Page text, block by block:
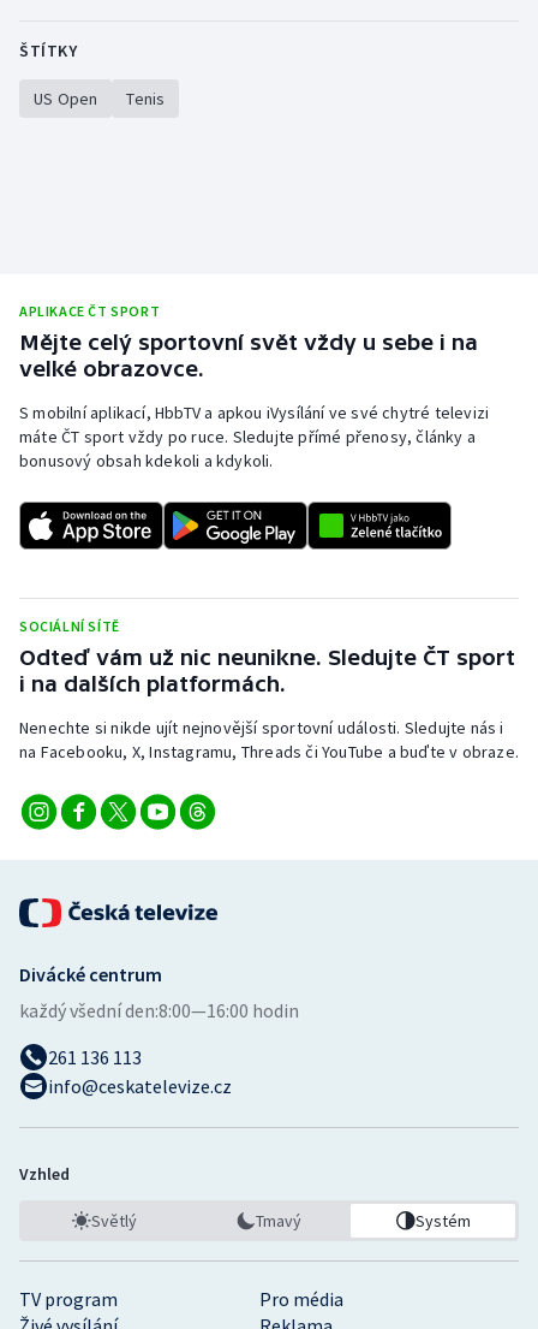
ŠTÍTKY
US Open Tenis
APLIKACE ČT SPORT
Mějte celý sportovní svět vždy u sebe i na
velké obrazovce.
S mobilní aplikací, HbbTV a apkou iVysílání ve své chytré televizi
máte ČT sport vždy po ruce. Sledujte přímé přenosy, články a
bonusový obsah kdekoli a kdykoli.
SOCIÁLNÍ SÍTĚ
Odteď vám už nic neunikne. Sledujte ČT sport
i na dalších platformách.
Nenechte si nikde ujít nejnovější sportovní události. Sledujte nás i
na Facebooku, X, Instagramu, Threads či YouTube a buďte v obraze.
TV program
Pro média
Divácké centrum
každý všední den:8:00—16:00 hodin
261 136 113
info@ceskatelevize.cz
Vzhled
Světlý Tmavý Systém